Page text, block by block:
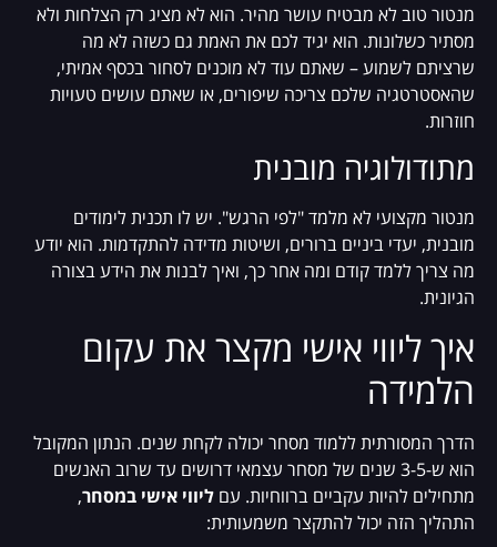
מנטור טוב לא מבטיח עושר מהיר. הוא לא מציג רק הצלחות ולא
מסתיר כשלונות. הוא יגיד לכם את האמת גם כשזה לא מה
שרציתם לשמוע – שאתם עוד לא מוכנים לסחור בכסף אמיתי,
שהאסטרטגיה שלכם צריכה שיפורים, או שאתם עושים טעויות
חוזרות.
מתודולוגיה מובנית
מנטור מקצועי לא מלמד "לפי הרגש". יש לו תכנית לימודים
מובנית, יעדי ביניים ברורים, ושיטות מדידה להתקדמות. הוא יודע
מה צריך ללמד קודם ומה אחר כך, ואיך לבנות את הידע בצורה
הגיונית.
איך ליווי אישי מקצר את עקום
הלמידה
הדרך המסורתית ללמוד מסחר יכולה לקחת שנים. הנתון המקובל
הוא ש-3-5 שנים של מסחר עצמאי דרושים עד שרוב האנשים
מתחילים להיות עקביים ברווחיות. עם ליווי אישי במסחר,
התהליך הזה יכול להתקצר משמעותית: